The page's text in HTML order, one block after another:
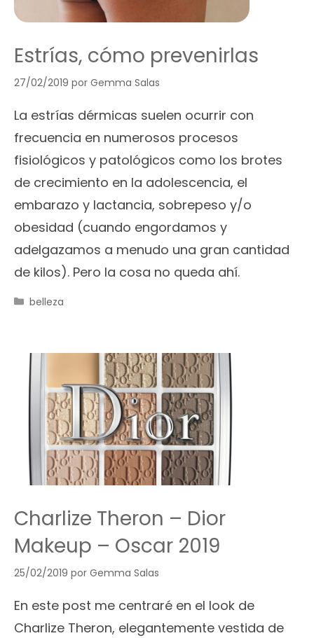
Estrías, cómo prevenirlas
27/02/2019 por Gemma Salas
La estrías dérmicas suelen ocurrir con
frecuencia en numerosos procesos
fisiológicos y patológicos como los brotes
de crecimiento en la adolescencia, el
embarazo y lactancia, sobrepeso y/o
obesidad (cuando engordamos y
adelgazamos a menudo una gran cantidad
de kilos). Pero la cosa no queda ahí.
Categorías
belleza
Charlize Theron – Dior
Makeup – Oscar 2019
25/02/2019 por Gemma Salas
En este post me centraré en el look de
Charlize Theron, elegantemente vestida de